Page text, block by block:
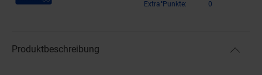
Extra°Punkte:
0
Produktbeschreibung